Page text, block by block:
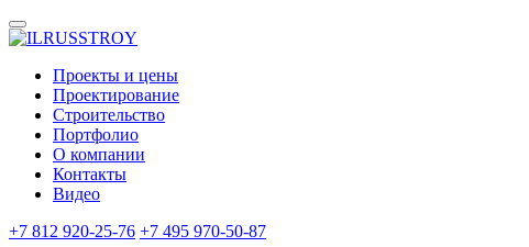
Проекты и цены
Проектирование
Строительство
Портфолио
О компании
Контакты
Видео
+7 812 920-25-76 +7 495 970-50-87